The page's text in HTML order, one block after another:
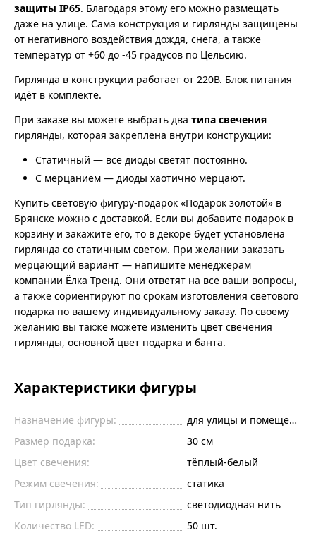
защиты IP65. Благодаря этому его можно размещать
даже на улице. Сама конструкция и гирлянды защищены
от негативного воздействия дождя, снега, а также
температур от +60 до -45 градусов по Цельсию.
Гирлянда в конструкции работает от 220В. Блок питания
идёт в комплекте.
При заказе вы можете выбрать два типа свечения
гирлянды, которая закреплена внутри конструкции:
Статичный — все диоды светят постоянно.
С мерцанием — диоды хаотично мерцают.
Купить световую фигуру-подарок «Подарок золотой» в
Брянске можно с доставкой. Если вы добавите подарок в
корзину и закажите его, то в декоре будет установлена
гирлянда со статичным светом. При желании заказать
мерцающий вариант — напишите менеджерам
компании Ёлка Тренд. Они ответят на все ваши вопросы,
а также сориентируют по срокам изготовления светового
подарка по вашему индивидуальному заказу. По своему
желанию вы также можете изменить цвет свечения
гирлянды, основной цвет подарка и банта.
Характеристики фигуры
Назначение фигуры:
для улицы и помещений
Размер подарка:
30 см
Цвет свечения:
тёплый-белый
Режим свечения:
статика
Тип гирлянды:
светодиодная нить
Количество LED:
50 шт.